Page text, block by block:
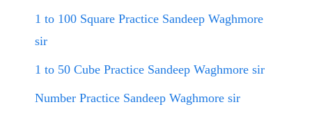
1 to 100 Square Practice Sandeep Waghmore
sir
1 to 50 Cube Practice Sandeep Waghmore sir
Number Practice Sandeep Waghmore sir